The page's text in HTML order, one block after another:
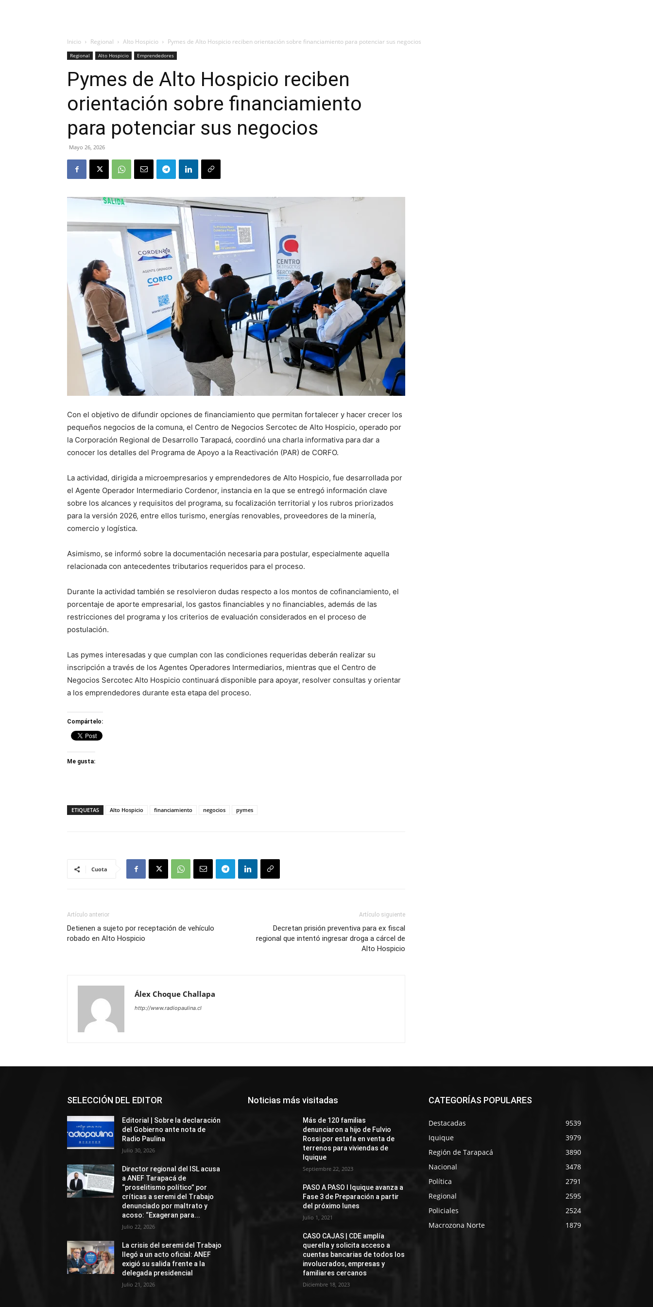
Inicio Regional Alto Hospicio Pymes de Alto Hospicio reciben orientación sobre financiamiento para potenciar sus negocios
Regional Alto Hospicio Emprendedores
Pymes de Alto Hospicio reciben
orientación sobre financiamiento
para potenciar sus negocios
Mayo 26, 2026
Con el objetivo de difundir opciones de financiamiento que permitan fortalecer y hacer crecer los
pequeños negocios de la comuna, el Centro de Negocios Sercotec de Alto Hospicio, operado por
la Corporación Regional de Desarrollo Tarapacá, coordinó una charla informativa para dar a
conocer los detalles del Programa de Apoyo a la Reactivación (PAR) de CORFO.
La actividad, dirigida a microempresarios y emprendedores de Alto Hospicio, fue desarrollada por
el Agente Operador Intermediario Cordenor, instancia en la que se entregó información clave
sobre los alcances y requisitos del programa, su focalización territorial y los rubros priorizados
para la versión 2026, entre ellos turismo, energías renovables, proveedores de la minería,
comercio y logística.
Asimismo, se informó sobre la documentación necesaria para postular, especialmente aquella
relacionada con antecedentes tributarios requeridos para el proceso.
Durante la actividad también se resolvieron dudas respecto a los montos de cofinanciamiento, el
porcentaje de aporte empresarial, los gastos financiables y no financiables, además de las
restricciones del programa y los criterios de evaluación considerados en el proceso de
postulación.
Las pymes interesadas y que cumplan con las condiciones requeridas deberán realizar su
inscripción a través de los Agentes Operadores Intermediarios, mientras que el Centro de
Negocios Sercotec Alto Hospicio continuará disponible para apoyar, resolver consultas y orientar
a los emprendedores durante esta etapa del proceso.
Compártelo:
Me gusta:
ETIQUETAS Alto Hospicio financiamiento negocios pymes
Cuota
Artículo anterior
Detienen a sujeto por receptación de vehículo
robado en Alto Hospicio
Artículo siguiente
Decretan prisión preventiva para ex fiscal
regional que intentó ingresar droga a cárcel de
Alto Hospicio
Álex Choque Challapa
http://www.radiopaulina.cl
SELECCIÓN DEL EDITOR
Editorial | Sobre la declaración
del Gobierno ante nota de
Radio Paulina
Julio 30, 2026
Director regional del ISL acusa
a ANEF Tarapacá de
“proselitismo político” por
críticas a seremi del Trabajo
denunciado por maltrato y
acoso: “Exageran para...
Julio 22, 2026
La crisis del seremi del Trabajo
llegó a un acto oficial: ANEF
exigió su salida frente a la
delegada presidencial
Julio 21, 2026
Noticias más visitadas
Más de 120 familias
denunciaron a hijo de Fulvio
Rossi por estafa en venta de
terrenos para viviendas de
Iquique
Septiembre 22, 2023
PASO A PASO I Iquique avanza a
Fase 3 de Preparación a partir
del próximo lunes
Julio 1, 2021
CASO CAJAS | CDE amplía
querella y solicita acceso a
cuentas bancarias de todos los
involucrados, empresas y
familiares cercanos
Diciembre 18, 2023
CATEGORÍAS POPULARES
Destacadas
9539
Iquique
3979
Región de Tarapacá
3890
Nacional
3478
Política
2791
Regional
2595
Policiales
2524
Macrozona Norte
1879